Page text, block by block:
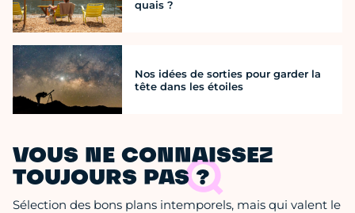
quais ?
Nos idées de sorties pour garder la
tête dans les étoiles
VOUS NE CONNAISSEZ
TOUJOURS PAS ?
Sélection des bons plans intemporels, mais qui valent le